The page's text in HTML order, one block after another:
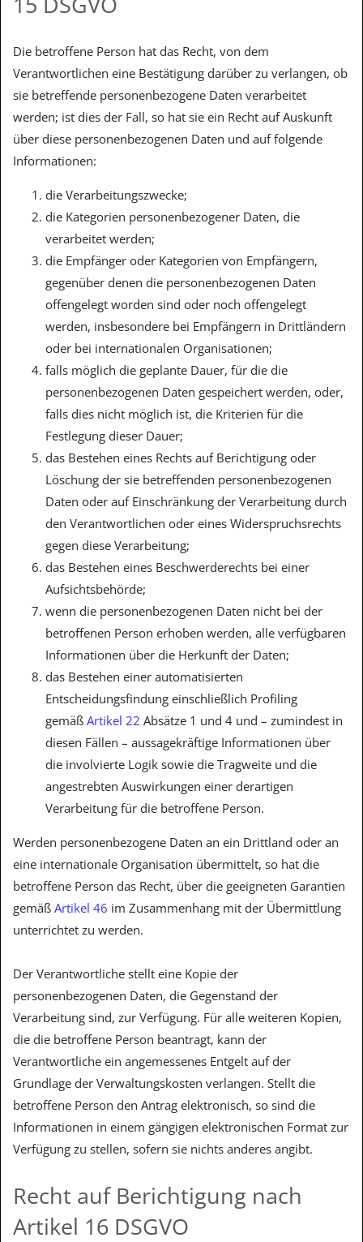
Die betroffene Person hat das Recht, von dem
Verantwortlichen eine Bestätigung darüber zu verlangen, ob
sie betreffende personenbezogene Daten verarbeitet
werden; ist dies der Fall, so hat sie ein Recht auf Auskunft
über diese personenbezogenen Daten und auf folgende
Informationen:
die Verarbeitungszwecke;
die Kategorien personenbezogener Daten, die
verarbeitet werden;
die Empfänger oder Kategorien von Empfängern,
gegenüber denen die personenbezogenen Daten
offengelegt worden sind oder noch offengelegt
werden, insbesondere bei Empfängern in Drittländern
oder bei internationalen Organisationen;
falls möglich die geplante Dauer, für die die
personenbezogenen Daten gespeichert werden, oder,
falls dies nicht möglich ist, die Kriterien für die
Festlegung dieser Dauer;
das Bestehen eines Rechts auf Berichtigung oder
Löschung der sie betreffenden personenbezogenen
Daten oder auf Einschränkung der Verarbeitung durch
den Verantwortlichen oder eines Widerspruchsrechts
gegen diese Verarbeitung;
das Bestehen eines Beschwerderechts bei einer
Aufsichtsbehörde;
wenn die personenbezogenen Daten nicht bei der
betroffenen Person erhoben werden, alle verfügbaren
Informationen über die Herkunft der Daten;
das Bestehen einer automatisierten
Entscheidungsfindung einschließlich Profiling
gemäß Artikel 22 Absätze 1 und 4 und – zumindest in
diesen Fällen – aussagekräftige Informationen über
die involvierte Logik sowie die Tragweite und die
angestrebten Auswirkungen einer derartigen
Verarbeitung für die betroffene Person.
Werden personenbezogene Daten an ein Drittland oder an
eine internationale Organisation übermittelt, so hat die
betroffene Person das Recht, über die geeigneten Garantien
gemäß Artikel 46 im Zusammenhang mit der Übermittlung
unterrichtet zu werden.
Der Verantwortliche stellt eine Kopie der
personenbezogenen Daten, die Gegenstand der
Verarbeitung sind, zur Verfügung. Für alle weiteren Kopien,
die die betroffene Person beantragt, kann der
Verantwortliche ein angemessenes Entgelt auf der
Grundlage der Verwaltungskosten verlangen. Stellt die
betroffene Person den Antrag elektronisch, so sind die
Informationen in einem gängigen elektronischen Format zur
Verfügung zu stellen, sofern sie nichts anderes angibt.
Recht auf Berichtigung nach
Artikel 16 DSGVO